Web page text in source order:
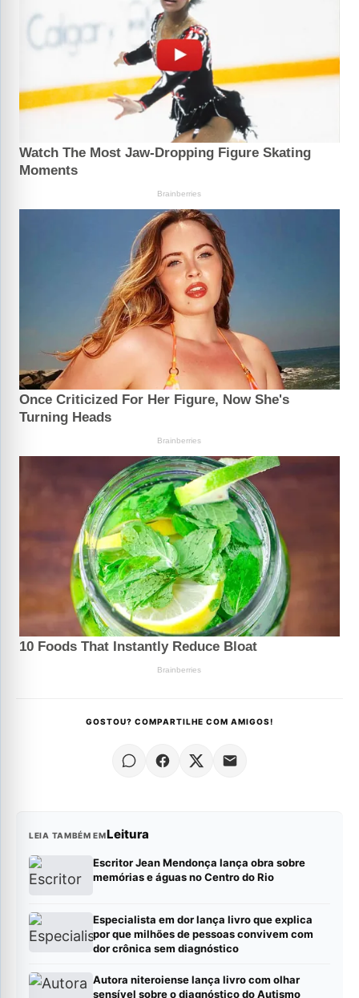
GOSTOU? COMPARTILHE COM AMIGOS!
LEIA TAMBÉM EMLeitura
Escritor Jean Mendonça lança obra sobre
memórias e águas no Centro do Rio
Especialista em dor lança livro que explica
por que milhões de pessoas convivem com
dor crônica sem diagnóstico
Autora niteroiense lança livro com olhar
sensível sobre o diagnóstico do Autismo